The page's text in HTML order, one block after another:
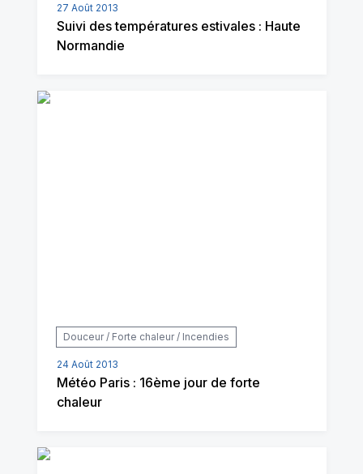
27 Août 2013
Suivi des températures estivales : Haute
Normandie
Douceur / Forte chaleur / Incendies
24 Août 2013
Météo Paris : 16ème jour de forte
chaleur